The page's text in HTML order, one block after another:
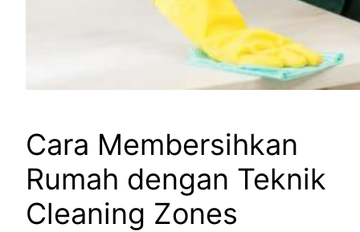
Cara Membersihkan
Rumah dengan Teknik
Cleaning Zones